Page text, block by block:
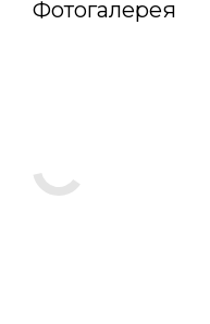
Фотогалерея